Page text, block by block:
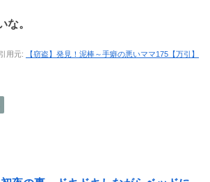
な。
引用元: 【窃盗】発見！泥棒～手癖の悪いママ175【万引】